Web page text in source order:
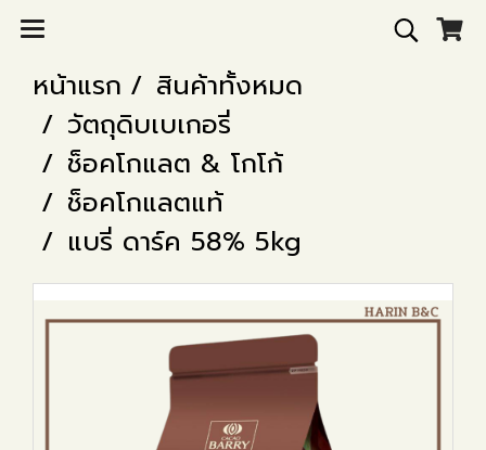
หน้าแรก
สินค้าทั้งหมด
วัตถุดิบเบเกอรี่
ช็อคโกแลต & โกโก้
ช็อคโกแลตแท้
แบรี่ ดาร์ค 58% 5kg